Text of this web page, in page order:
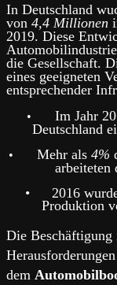
In Deutschland
von 4,4 Millionen
2019. Diese
die Gesellschaft.
eines geeigneten
entsprechender
•
Im Jahr
Deutschland
• Mehr als 4%
arbeiteten
•
2016
Produktion
Die Beschäftigung
dem